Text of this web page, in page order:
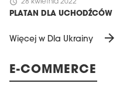
schedule 28 kwietnia 2022
PLATAN DLA UCHODŹCÓW
Więcej w Dla Ukrainy arrow_forward
E-COMMERCE